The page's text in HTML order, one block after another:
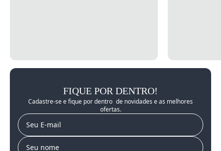
FIQUE POR DENTRO!
Cadastre-se e fique por dentro de novidades e as melhores
ofertas.
E-mail
Nome